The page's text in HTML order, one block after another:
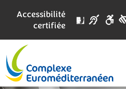
Accessibilité
certifiée